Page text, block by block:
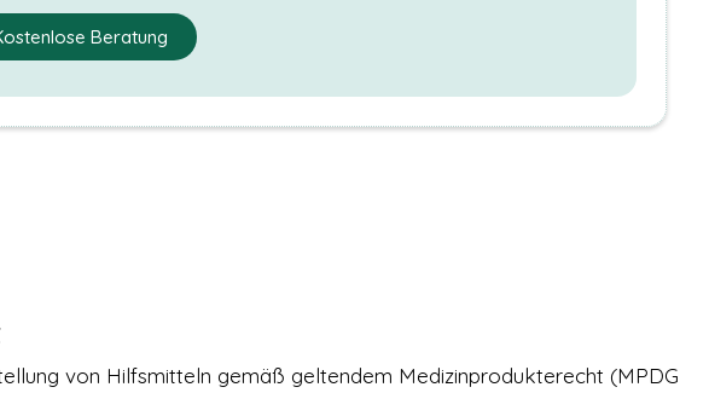
Beratung
von Hilfsmitteln gemäß geltendem Medizinprodukterecht (MPDG